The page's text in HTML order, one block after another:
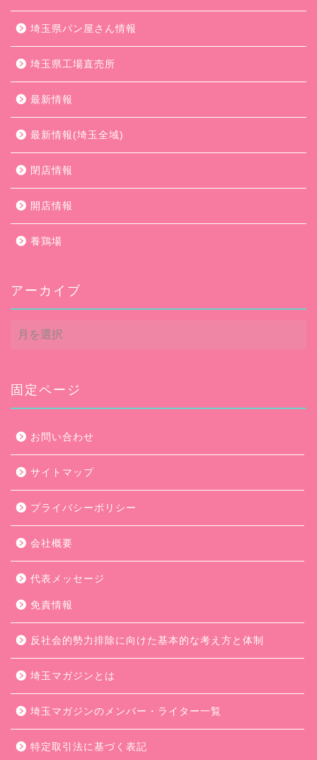
埼玉県パン屋さん情報
埼玉県工場直売所
最新情報
最新情報(埼玉全域)
閉店情報
開店情報
養鶏場
アーカイブ
ア
ー
ブ
固定ページ
お問い合わせ
サイトマップ
プライバシーポリシー
会社概要
代表メッセージ
免責情報
反社会的勢力排除に向けた基本的な考え方と体制
埼玉マガジンとは
埼玉マガジンのメンバー・ライター一覧
特定取引法に基づく表記